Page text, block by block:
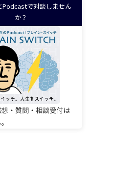
Podcastで対談しません
か？
・質問・相談受付は